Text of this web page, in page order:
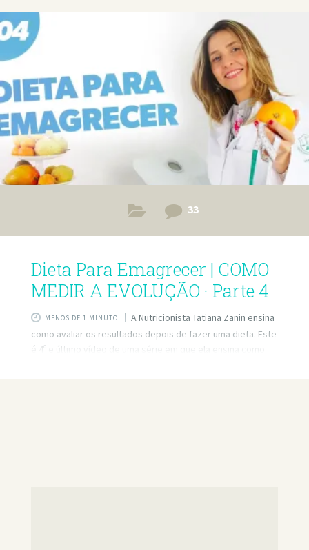
33
Dieta Para Emagrecer | COMO
MEDIR A EVOLUÇÃO · Parte 4
MENOS DE 1 MINUTO
A Nutricionista Tatiana Zanin ensina
como avaliar os resultados depois de fazer uma dieta. Este
é 4º e último vídeo de uma série em que ela ensina como